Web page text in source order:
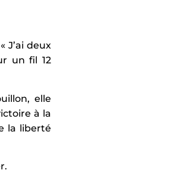
J’ai deux
un fil 12
elle
à la
la liberté